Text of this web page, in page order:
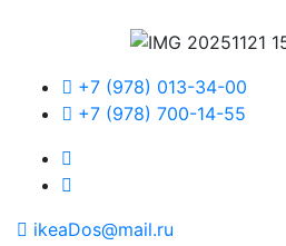
+7 (978) 013-34-00
+7 (978) 700-14-55
ikeaDos@mail.ru